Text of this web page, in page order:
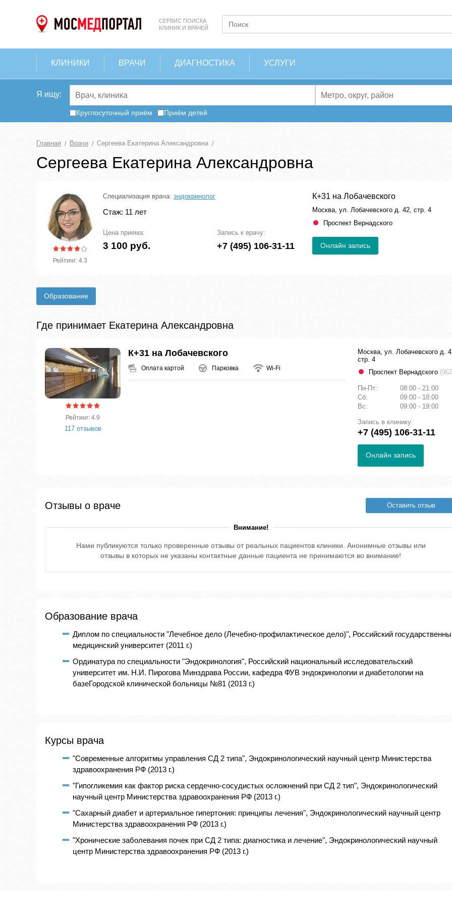
СЕРВИС ПОИСКА
КЛИНИК И ВРАЧЕЙ
КЛИНИКИ ВРАЧИ ДИАГНОСТИКА УСЛУГИ
Я ищу:
Круглосуточный приём Приём детей
Главная Врачи Сергеева Екатерина Александровна
Сергеева Екатерина Александровна
Рейтинг: 4.3
Специализация врача: эндокринолог
Стаж: 11 лет
Цена приема:
3 100 руб.
Запись к врачу:
+7 (495) 106-31-11
К+31 на Лобачевского
Москва, ул. Лобачевского д. 42, стр. 4
Проспект Вернадского
Онлайн запись
Образование
Где принимает Екатерина Александровна
Рейтинг: 4.9
117 отзывов
К+31 на Лобачевского
Оплата картой Парковка Wi-Fi
Москва, ул. Лобачевского д.
стр. 4
Проспект Вернадского
Пн-Пт:
08:00 - 21:00
Сб:
09:00 - 18:00
Вс:
09:00 - 19:00
Запись в клинику:
+7 (495) 106-31-11
Онлайн запись
Отзывы о враче Оставить отзыв
Внимание!
Нами публикуются только проверенные отзывы от реальных пациентов клиники. Анонимные отзывы или
отзывы в которых не указаны контактные данные пациента не принимаются во внимание!
Образование врача
Диплом по специальности "Лечебное дело (Лечебно-профилактическое дело)", Российский
медицинский университет (2011 г.)
Ординатура по специальности "Эндокринология", Российский национальный исследовательский
университет им. Н.И. Пирогова Минздрава России, кафедра ФУВ эндокринологии и диабетологии на
базеГородской клинической больницы №81 (2013 г.)
Курсы врача
"Современные алгоритмы управления СД 2 типа", Эндокринологический научный центр Министерства
здравоохранения РФ (2013 г.)
"Гипогликемия как фактор риска сердечно-сосудистых осложнений при СД 2 тип", Эндокринологический
научный центр Министерства здравоохранения РФ (2013 г.)
"Сахарный диабет и артериальное гипертония: принципы лечения", Эндокринологический научный центр
Министерства здравоохранения РФ (2013 г.)
"Хронические заболевания почек при СД 2 типа: диагностика и лечение", Эндокринологический научный
центр Министерства здравоохранения РФ (2013 г.)